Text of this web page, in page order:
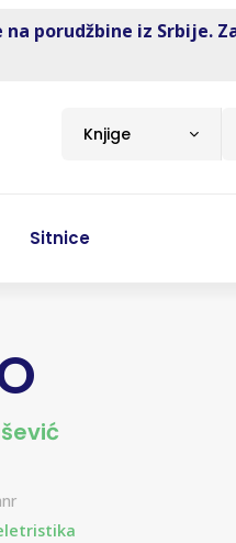
porudžbine iz Srbije.
Knjige
Sitnice